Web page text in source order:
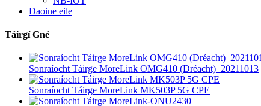
Daoine eile
Táirgí Gné
Sonraíocht Táirge MoreLink OMG410 (Dréacht)_20211013
Sonraíocht Táirge MoreLink MK503P 5G CPE